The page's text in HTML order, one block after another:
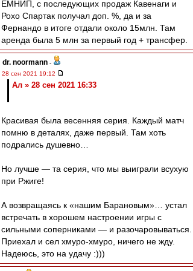
ЕМНИП, с последующих продаж Кавенаги и
Рохо Спартак получал доп. %, да и за
Фернандо в итоге отдали около 15млн. Там
аренда была 5 млн за первый год + трансфер.
dr. noormann -
28 сен 2021 19:12
Ал » 28 сен 2021 16:33
Красивая была весенняя серия. Каждый матч
помню в деталях, даже первый. Там хоть
подрались душевно…
Но лучше — та серия, что мы выиграли всухую
при Ржиге!
А возвращаясь к «нашим Барановым»… устал
встречать в хорошем настроении игры с
сильными соперниками — и разочаровываться.
Приехал и сел хмуро-хмуро, ничего не жду.
Надеюсь, это на удачу :)))